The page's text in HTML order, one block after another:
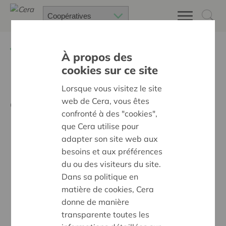
Actualités
Une cave viticole
coopérative à Perwez
À propos des
cookies sur ce site
Lorsque vous visitez le site
web de Cera, vous êtes
confronté à des "cookies",
que Cera utilise pour
adapter son site web aux
besoins et aux préférences
du ou des visiteurs du site.
Dans sa politique en
matière de cookies, Cera
donne de manière
transparente toutes les